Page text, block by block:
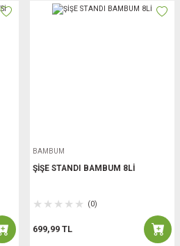
BAMBUM
ŞİŞE STANDI BAMBUM 8Lİ
(0)
699,99 TL